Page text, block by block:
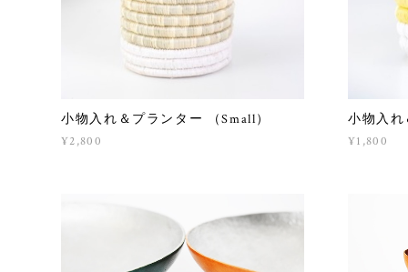
小物入れ＆プランター （Small）
¥2,800
小物入
¥1,800